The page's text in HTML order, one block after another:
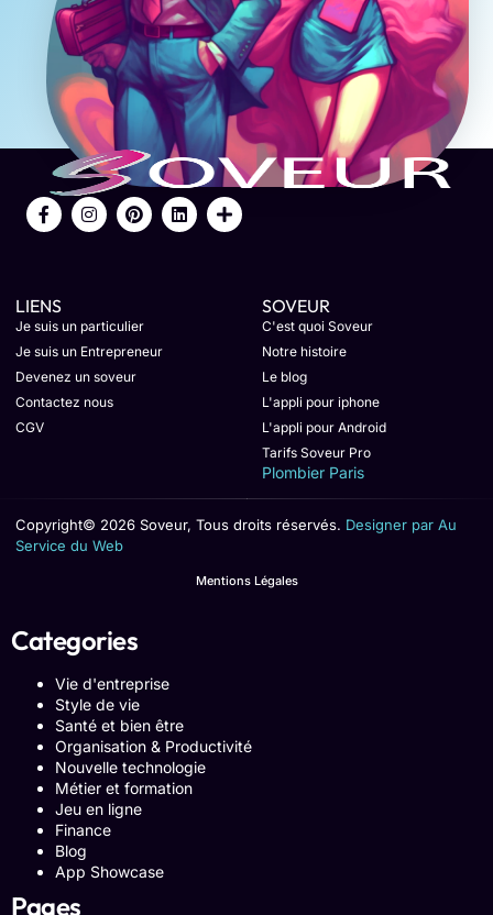
LIENS
Je suis un particulier
Je suis un Entrepreneur
Devenez un soveur
Contactez nous
CGV
SOVEUR
C'est quoi Soveur
Notre histoire
Le blog
L'appli pour iphone
L'appli pour Android
Tarifs Soveur Pro
Plombier Paris
Copyright© 2026 Soveur, Tous droits réservés. Designer par Au
Service du Web
Mentions Légales
Categories
Vie d'entreprise
Style de vie
Santé et bien être
Organisation & Productivité
Nouvelle technologie
Métier et formation
Jeu en ligne
Finance
Blog
App Showcase
Pages